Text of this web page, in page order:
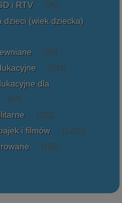
i RTV (76)
dzieci (wiek dziecka)
(38)
(243)
dla
(84)
(122)
i filmów (1251)
(159)